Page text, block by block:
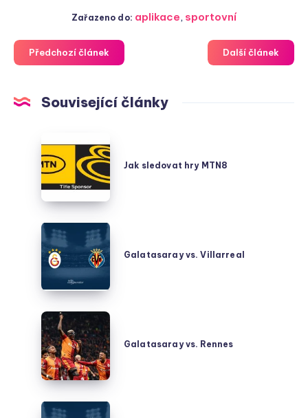
Zařazeno do: aplikace, sportovní
Předchozí článek Další článek
Související články
sledovat
hry
MTN8
Jak sledovat hry MTN8
Galatasaray
vs.
Villarreal
Galatasaray vs. Villarreal
Galatasaray
vs.
Rennes
Galatasaray vs. Rennes
Trabzonspor